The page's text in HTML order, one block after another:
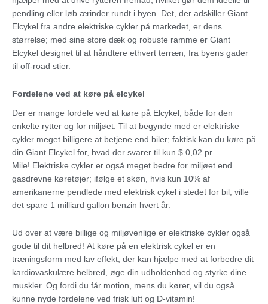
pendling eller løb ærinder rundt i byen. Det, der adskiller Giant
Elcykel fra andre elektriske cykler på markedet, er dens
størrelse; med sine store dæk og robuste ramme er Giant
Elcykel designet til at håndtere ethvert terræn, fra byens gader
til off-road stier.
Fordelene ved at køre på elcykel
Der er mange fordele ved at køre på Elcykel, både for den
enkelte rytter og for miljøet. Til at begynde med er elektriske
cykler meget billigere at betjene end biler; faktisk kan du køre på
din Giant Elcykel for, hvad der svarer til kun $ 0,02 pr.
Mile! Elektriske cykler er også meget bedre for miljøet end
gasdrevne køretøjer; ifølge et skøn, hvis kun 10% af
amerikanerne pendlede med elektrisk cykel i stedet for bil, ville
det spare 1 milliard gallon benzin hvert år.
Ud over at være billige og miljøvenlige er elektriske cykler også
gode til dit helbred! At køre på en elektrisk cykel er en
træningsform med lav effekt, der kan hjælpe med at forbedre dit
kardiovaskulære helbred, øge din udholdenhed og styrke dine
muskler. Og fordi du får motion, mens du kører, vil du også
kunne nyde fordelene ved frisk luft og D-vitamin!